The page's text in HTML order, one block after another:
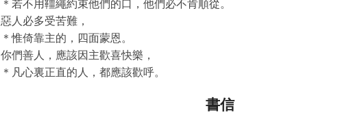
＊若不用韁繩約束他們的口，他們必不肯順從。
惡人必多受苦難，
＊惟倚靠主的，四面蒙恩。
你們善人，應該因主歡喜快樂，
＊凡心裏正直的人，都應該歡呼。
書信